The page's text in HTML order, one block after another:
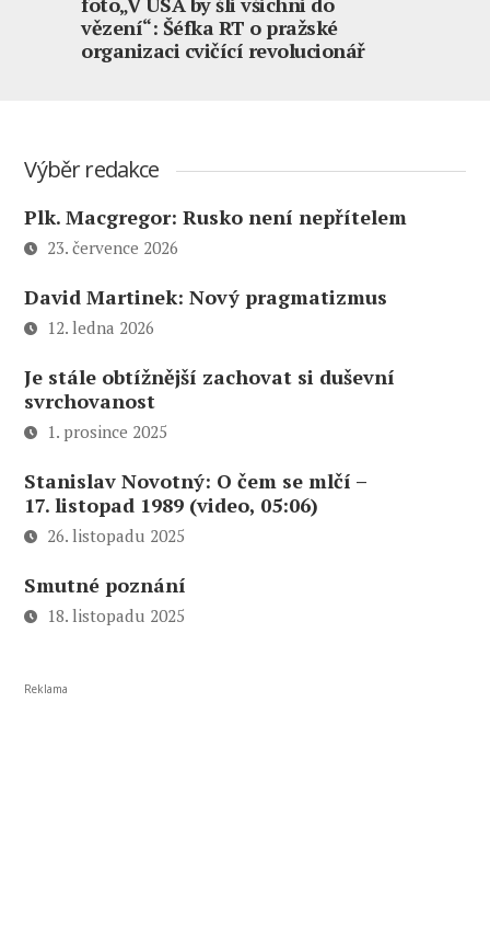
vězení“: Šéfka RT o pražské
organizaci cvičící revolucionář
Výběr redakce
Plk. Macgregor: Rusko není nepřítelem
23. července 2026
David Martinek: Nový pragmatizmus
12. ledna 2026
Je stále obtížnější zachovat si duševní
svrchovanost
1. prosince 2025
Stanislav Novotný: O čem se mlčí –
17. listopad 1989 (video, 05:06)
26. listopadu 2025
Smutné poznání
18. listopadu 2025
Reklama